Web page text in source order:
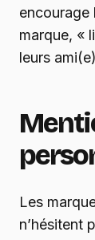
encourage
marque, «
leurs
Les
n’hésitent